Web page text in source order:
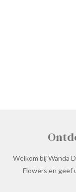
Welkom bij Wanda
Flowers en geef